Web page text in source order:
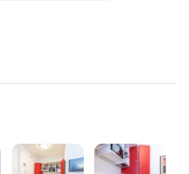
include la Tassa di soggiorno.